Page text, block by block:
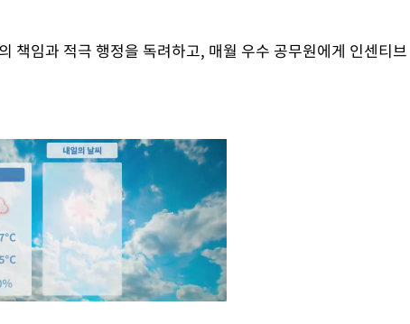
책임과 적극 행정을 독려하고, 매월 우수 공무원에게 인센티브